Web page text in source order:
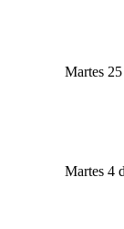
Martes
Martes 4